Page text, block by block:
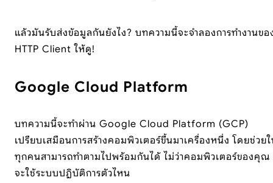
แล้วมันรับส่งข้อมูลกันยังไง? บทความนี้จะจำลองการทำงานขอ
HTTP Client ให้ดู!
Google Cloud Platform
บทความนี้จะทำผ่าน Google Cloud Platform (GCP)
เปรียบเสมือนการสร้างคอมพิวเตอร์ขึ้นมาเครื่องหนึ่ง โดยช่วย
ทุกคนสามารถทำตามไปพร้อมกันได้ ไม่ว่าคอมพิวเตอร์ของคุณ
จะใช้ระบบปฏิบัติการตัวไหน